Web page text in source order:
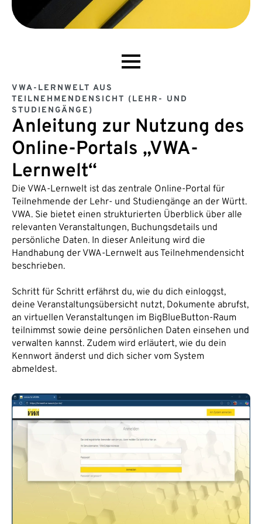
VWA-LERNWELT AUS
TEILNEHMENDENSICHT (LEHR- UND
STUDIENGÄNGE)
Anleitung zur Nutzung des
Online-Portals „VWA-
Lernwelt“
Die VWA-Lernwelt ist das zentrale Online-Portal für
Teilnehmende der Lehr- und Studiengänge an der Württ.
VWA. Sie bietet einen strukturierten Überblick über alle
relevanten Veranstaltungen, Buchungsdetails und
persönliche Daten. In dieser Anleitung wird die
Handhabung der VWA-Lernwelt aus Teilnehmendensicht
beschrieben.
Schritt für Schritt erfährst du, wie du dich einloggst,
deine Veranstaltungsübersicht nutzt, Dokumente abrufst,
an virtuellen Veranstaltungen im BigBlueButton-Raum
teilnimmst sowie deine persönlichen Daten einsehen und
verwalten kannst. Zudem wird erläutert, wie du dein
Kennwort änderst und dich sicher vom System
abmeldest.